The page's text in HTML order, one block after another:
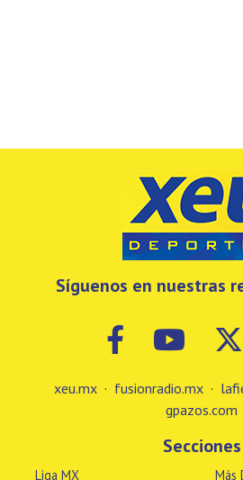
Síguenos en nuestras
xeu.mx · fusionradio.mx ·
gpazos.com
Secciones
Liga MX Más